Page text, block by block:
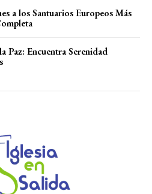
a los Santuarios Europeos Más
Paz: Encuentra Serenidad